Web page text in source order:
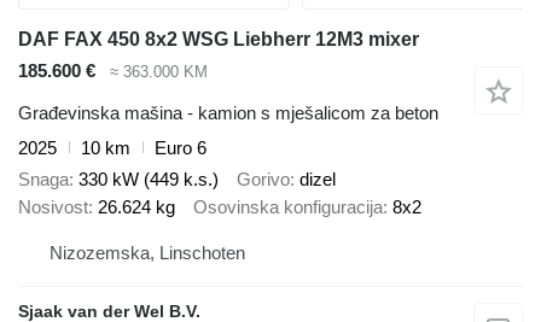
DAF FAX 450 8x2 WSG Liebherr 12M3 mixer
185.600 €
≈ 363.000 KM
Građevinska mašina - kamion s mješalicom za beton
2025
10 km
Euro 6
Snaga 330 kW (449 k.s.) Gorivo dizel
Nosivost 26.624 kg Osovinska konfiguracija 8x2
Nizozemska, Linschoten
Sjaak van der Wel B.V.